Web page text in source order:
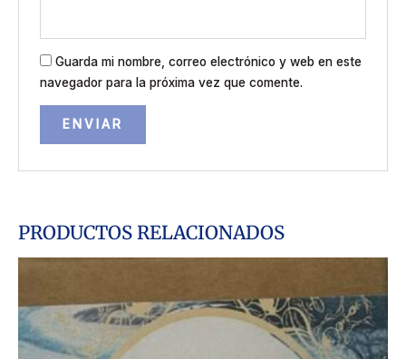
Guarda mi nombre, correo electrónico y web en este
navegador para la próxima vez que comente.
PRODUCTOS RELACIONADOS